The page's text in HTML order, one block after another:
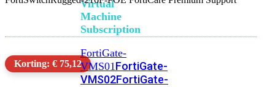
Virtual
Machine
Subscription
FortiGate-
VMS01FortiGate-
VMS02FortiGate-
Korting: € 75,12